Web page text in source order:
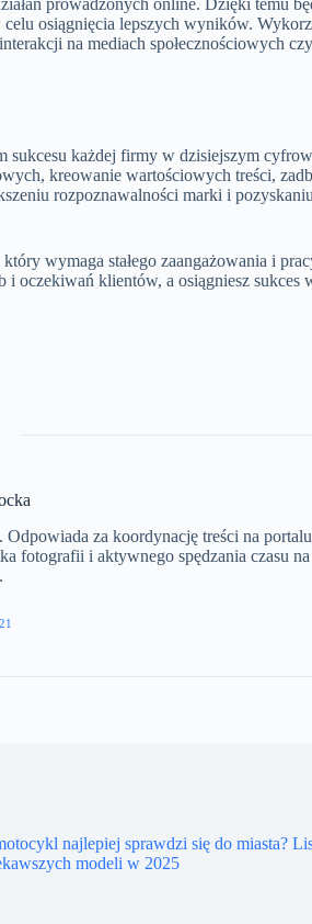
prowadzonych online. Dzięki temu
osiągnięcia lepszych wyników.
na mediach społecznościowych
sukcesu każdej firmy w dzisiejszym
kreowanie wartościowych treści,
rozpoznawalności marki i
wymaga stałego zaangażowania i
i oczekiwań klientów, a osiągniesz sukces
za koordynację treści na
fotografii i aktywnego spędzania czasu
najlepiej sprawdzi się do miasta?
modeli w 2025